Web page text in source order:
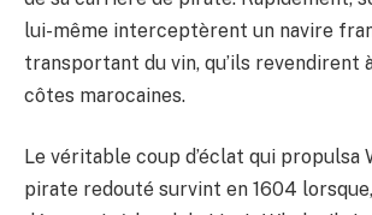
lui-même interceptèrent un navire
transportant du vin, qu’ils revendirent
côtes marocaines.
Le véritable coup d’éclat qui propulsa
pirate redouté survint en 1604